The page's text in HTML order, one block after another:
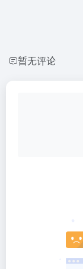
暂无评论